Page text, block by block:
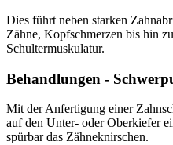
Dies führt neben starken
Zähne, Kopfschmerzen bis hin
Schultermuskulatur.
Behandlungen -
Mit der Anfertigung einer
auf den Unter- oder Oberkiefer
spürbar das Zähneknirschen.